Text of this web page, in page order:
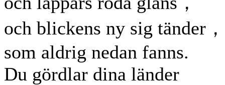
och blickens ny sig tänder，
som aldrig nedan fanns.
Du gördlar dina länder